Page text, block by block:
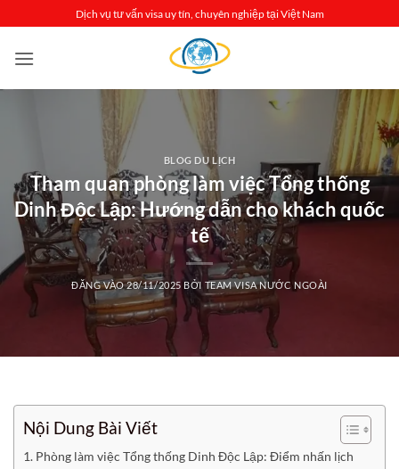
qua
nội
Dịch vụ tư vấn visa uy tín, chuyên nghiệp tại Việt Nam
BLOG DU LỊCH
Tham quan phòng làm việc Tổng thống
Dinh Độc Lập: Hướng dẫn cho khách quốc
tế
ĐĂNG VÀO28/11/2025 BỞI TEAM VISA NƯỚC NGOÀI
Nội Dung Bài Viết
Phòng làm việc Tổng thống Dinh Độc Lập: Điểm nhấn lịch